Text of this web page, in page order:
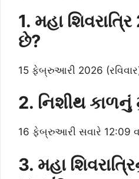
1. મહા
છે?
15 ફેબ્રુઆરી 2026
2. નિશીથ કાળનું
16 ફેબ્રુઆરી સવારે 12:09
3. મહા